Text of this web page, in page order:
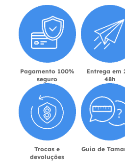
Pagamento 100%
seguro
Entrega em
48h
Trocas e
devoluções
Guia de